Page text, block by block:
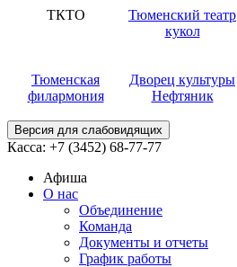
ТКТО
Тюменский театр
кукол
Тюменская
филармония
Дворец культуры
Нефтяник
Версия для слабовидящих
Касса: +7 (3452) 68-77-77
Афиша
О нас
Объединение
Команда
Документы и отчеты
График работы